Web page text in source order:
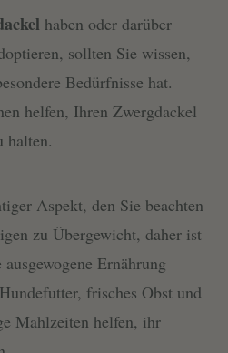
haben oder darüber
sollten Sie wissen,
Bedürfnisse hat.
helfen, Ihren Zwergdackel
halten.
Aspekt, den Sie beachten
zu Übergewicht, daher ist
Ernährung
frisches Obst und
Mahlzeiten helfen, ihr